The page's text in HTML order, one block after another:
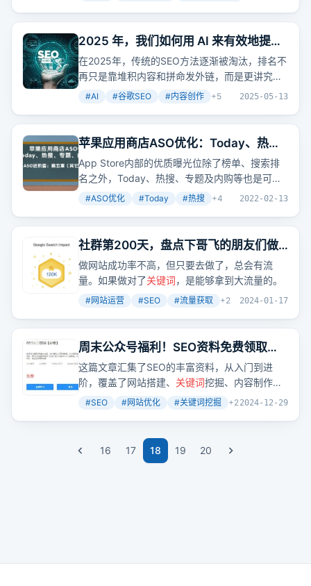
SEO全貌，是不是很酷？
2025 年，我们如何用 AI 来有效地提升
谷歌SEO效果？
在2025年，传统的SEO方法逐渐被淘汰，排名不
再只是靠堆积内容和拼命发外链，而是更讲究是
否真的解决了用户的问题。AI正在重新塑造
发，做以用户为中心的SEO，同时关注技术优化
和数据指导内容优化。
#AI #谷歌SEO #内容创作 +5 2025-05-13
苹果应用商店ASO优化：Today、热
搜、专题、内购、预定优化介绍（进阶
篇五）
App Store内部的优质曝光位除了榜单、搜索排
名之外，Today、热搜、专题及内购等也是可以
带来流量的。如何申请Today、登上热搜、进入
能，这篇文章都给出了详细的指导和建议。
#ASO优化 #Today #热搜 +4 2022-02-13
社群第200天，盘点下哥飞的朋友们做
的部分网站流量
做网站成功率不高，但只要去做了，总会有流
量。如果做对了关键词，是能够拿到大流量的。
#网站运营 #SEO #流量获取 +2 2024-01-17
周末公众号福利！SEO资料免费领取
中，赶紧看过来！
这篇文章汇集了SEO的丰富资料，从入门到进
阶，覆盖了网站搭建、 关键词挖掘、内容制作等
全方位技巧，旨在帮助学习者系统掌握SEO优
#SEO #网站优化 #关键词挖掘 +22024-12-29
16 17 18 19 20